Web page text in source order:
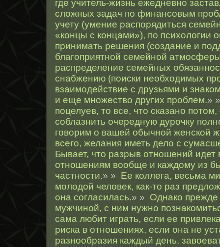
где учитель-жизнь ежедневно
сложных задач по финансовым
учету (умение распорядиться
«концы с концами»), по психологии
принимать решения (создание и
благоприятной семейной
распределение семейных
снабжению (поиски необходимых
взаимодействие с друзьями и
и еще множество других проблем.»
поцелуев, то все, что сказано
соблазнить очередную дурочку
говорим о вашей обычной женской
всего, желания иметь дело с
Бывает, что разрыв отношений идет
отношениям вообще и каждому из
частности.» » Ее коллега, весьма
молодой человек, как-то раз
она согласилась.» » Однако прежде
мужчиной, с ним нужно
сама любит играть, если ее
риска в отношениях, если она не
разнообразия каждый день,